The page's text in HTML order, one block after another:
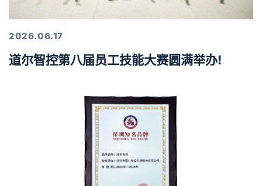
2026.06.17
道尔智控第八届员工技能大赛圆满举办!